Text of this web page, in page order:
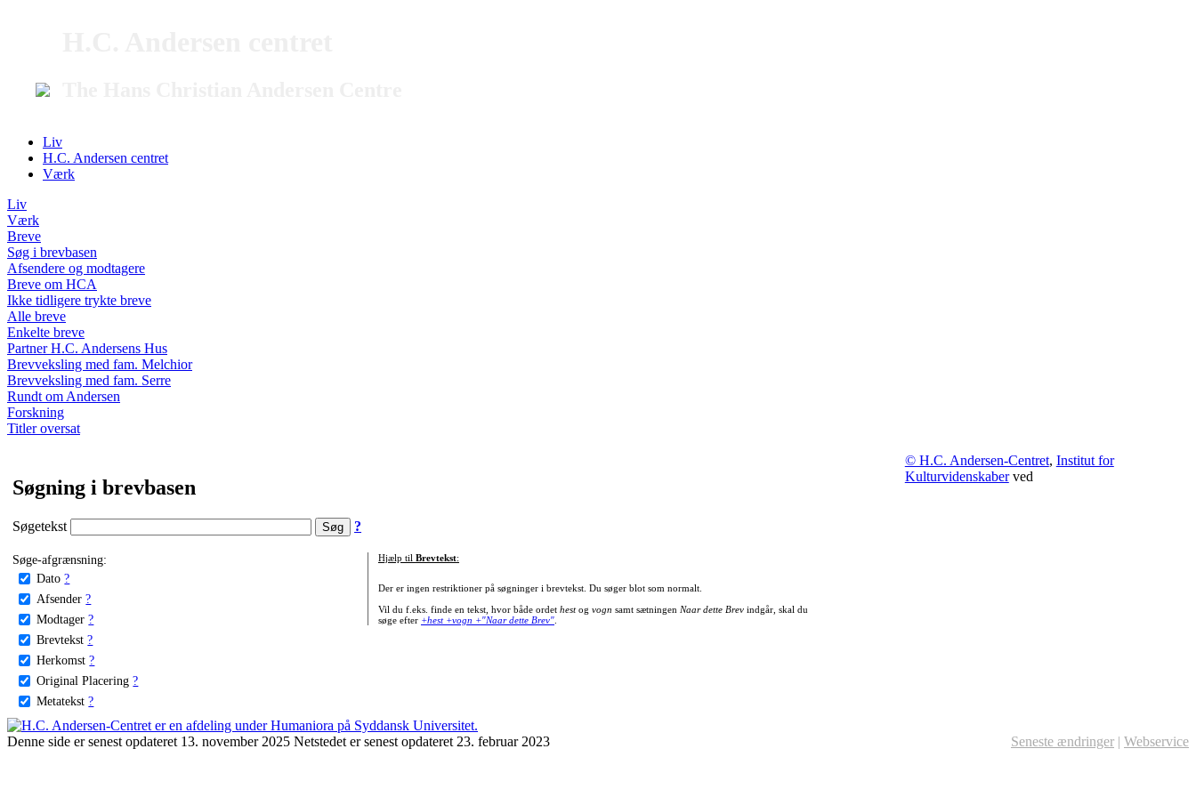
Liv
H.C. Andersen centret
Værk
Liv
Værk
Breve
Søg i brevbasen
Afsendere og modtagere
Breve om HCA
Ikke tidligere trykte breve
Alle breve
Enkelte breve
Partner H.C. Andersens Hus
Brevveksling med fam. Melchior
Brevveksling med fam. Serre
Rundt om Andersen
Forskning
Titler oversat
Søgning i brevbasen
Søgetekst ?
Søge-afgrænsning:
Dato ?
Afsender ?
Modtager ?
Brevtekst ?
Herkomst ?
Original Placering ?
Metatekst ?
Hjælp til Brevtekst:
Der er ingen restriktioner på søgninger i brevtekst. Du søger blot som normalt.
Vil du f.eks. finde en tekst, hvor både ordet hestog vogn samt sætningen Naar dette Brevindgår, skal du
søge efter +hest +vogn +"Naar dette Brev".
© H.C. Andersen-Centret, Institut for
Kulturvidenskaberved
Denne side er senest opdateret 13. november 2025 Netstedet er senest opdateret 23. februar 2023 Seneste ændringer | Webservice